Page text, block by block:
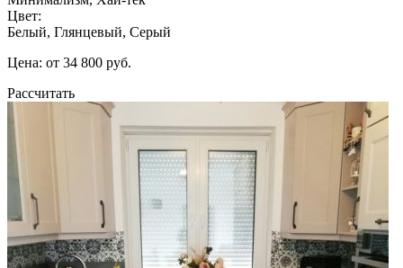
Цвет:
Белый, Глянцевый, Серый
Цена: от 34 800 руб.
Рассчитать